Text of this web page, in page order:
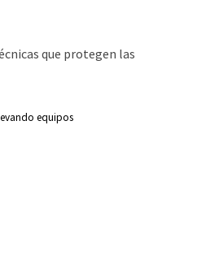
que protegen las
equipos